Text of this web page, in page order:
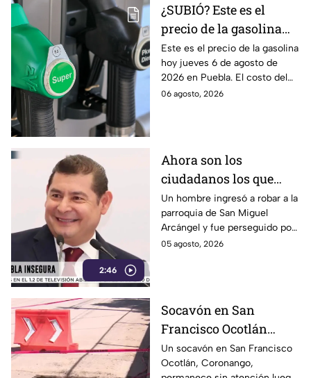
¿SUBIÓ? Este es el
precio de la gasolina
Puebla hoy jueves 6 de
agosto de 2026
Este es el precio de la gasolina
hoy jueves 6 de agosto de
2026 en Puebla. El costo del
combustible cambia todos los
06 agosto, 2026
2:46
Ahora son los
ciudadanos los que
detienen a los
delincuentes: feligreses
detienen a presunto
ladrón ante la
Armenta
Un hombre ingresó a robar a la
parroquia de San Miguel
Arcángel y fue perseguido por
los propios feligreses, quienes
vigilancia.
05 agosto, 2026
Socavón en San
Francisco Ocotlán
permanece abierto tras
lluvias
Un socavón en San Francisco
Ocotlán, Coronango,